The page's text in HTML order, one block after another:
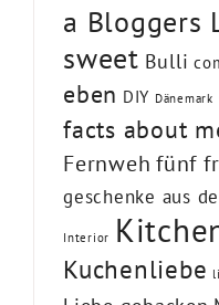
a Bloggers
sweet Bulli
eben DIY Dänemark
facts about
Fernweh fünf
geschenke aus
Interior
Kuchenliebe